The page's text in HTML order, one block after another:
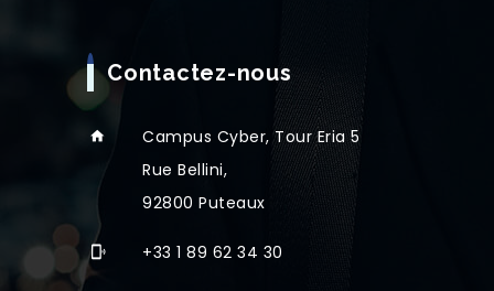
Contactez-nous
Campus Cyber, Tour Eria 5
Rue Bellini,
92800 Puteaux
+33 1 89 62 34 30